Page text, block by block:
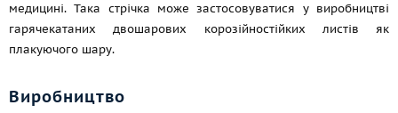
медицині. Така стрічка може застосовуватися у виробництві
гарячекатаних двошарових корозійностійких листів як
плакуючого шару.
Виробництво